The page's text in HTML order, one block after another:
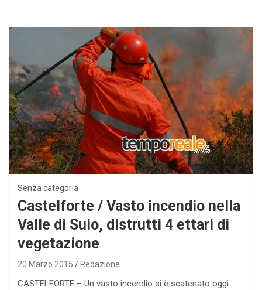
Senza categoria
Castelforte / Vasto incendio nella
Valle di Suio, distrutti 4 ettari di
vegetazione
20 Marzo 2015 Redazione
CASTELFORTE – Un vasto incendio si è scatenato oggi